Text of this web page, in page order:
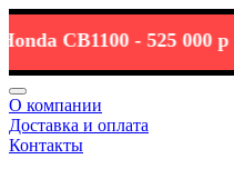
CB1100 -525 000 р 💰
О компании
Доставка и оплата
Контакты